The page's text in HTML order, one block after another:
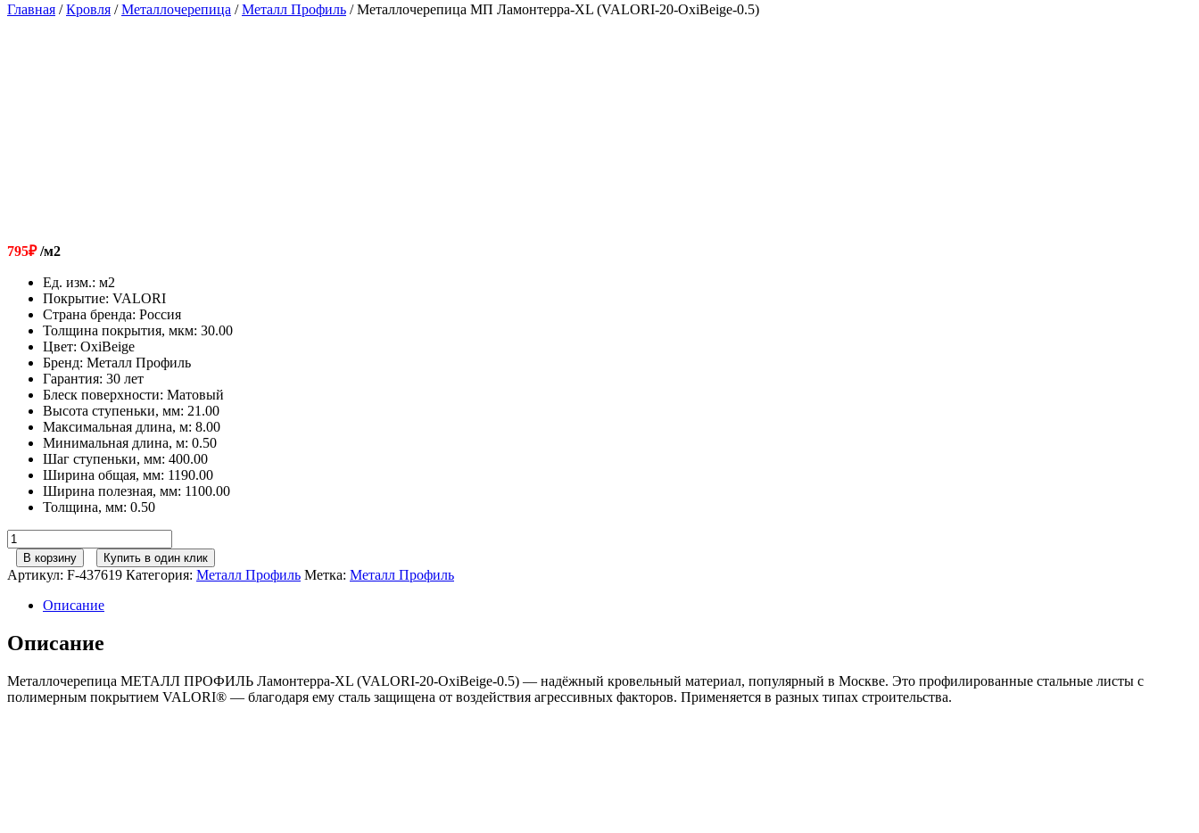
Главная /Кровля /Металлочерепица /Металл Профиль / Металлочерепица МП Ламонтерра-XL (VALORI-20-OxiBеige-0.5)
795₽/м2
Ед. изм.: м2
Покрытие: VALORI
Страна бренда: Россия
Толщина покрытия, мкм: 30.00
Цвет: OxiBеige
Бренд: Металл Профиль
Гарантия: 30 лет
Блеск поверхности: Матовый
Высота ступеньки, мм: 21.00
Максимальная длина, м: 8.00
Минимальная длина, м: 0.50
Шаг ступеньки, мм: 400.00
Ширина общая, мм: 1190.00
Ширина полезная, мм: 1100.00
Толщина, мм: 0.50
Количество
товара
Металлочерепица
МП
Ламонтерра-
(VALORI-
20-
0.5)
В корзину Купить в один клик
Артикул: F-437619 Категория: Металл Профиль Метка: Металл Профиль
Описание
Описание
Металлочерепица МЕТАЛЛ ПРОФИЛЬ Ламонтерра-XL (VALORI-20-OxiBеige-0.5) — надёжный кровельный материал, популярный в Москве. Это профилированные стальные листы c
полимерным покрытием VALORI® — благодаря ему сталь защищена от воздействия агрессивных факторов. Применяется в разных типах строительства.